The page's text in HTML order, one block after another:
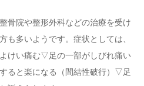
骨院や整形外科などの治療を受け
も多いようです。症状としては、
けい痛む▽足の一部がしびれ痛い
ると楽になる（間結性破行）▽足